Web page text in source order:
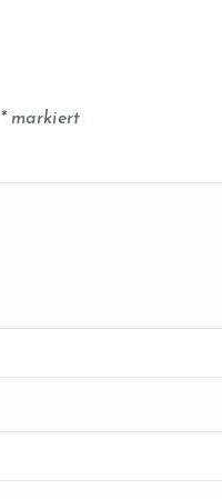
*markiert